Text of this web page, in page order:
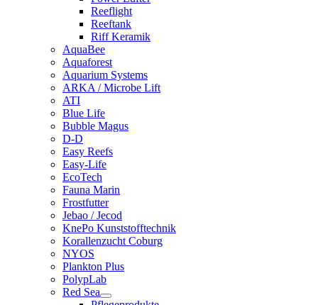
Reeflight
Reeftank
Riff Keramik
AquaBee
Aquaforest
Aquarium Systems
ARKA / Microbe Lift
ATI
Blue Life
Bubble Magus
D-D
Easy Reefs
Easy-Life
EcoTech
Fauna Marin
Frostfutter
Jebao / Jecod
KnePo Kunststofftechnik
Korallenzucht Coburg
NYOS
Plankton Plus
PolypLab
Red Sea